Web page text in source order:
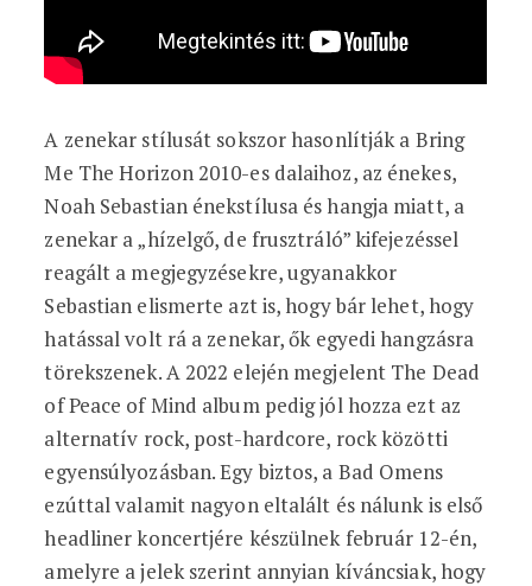
A zenekar stílusát sokszor hasonlítják a Bring
Me The Horizon 2010-es dalaihoz, az énekes,
Noah Sebastian énekstílusa és hangja miatt, a
zenekar a „hízelgő, de frusztráló” kifejezéssel
reagált a megjegyzésekre, ugyanakkor
Sebastian elismerte azt is, hogy bár lehet, hogy
hatással volt rá a zenekar, ők egyedi hangzásra
törekszenek. A 2022 elején megjelent The Dead
of Peace of Mind album pedig jól hozza ezt az
alternatív rock, post-hardcore, rock közötti
egyensúlyozásban. Egy biztos, a Bad Omens
ezúttal valamit nagyon eltalált és nálunk is első
headliner koncertjére készülnek február 12-én,
amelyre a jelek szerint annyian kíváncsiak, hogy